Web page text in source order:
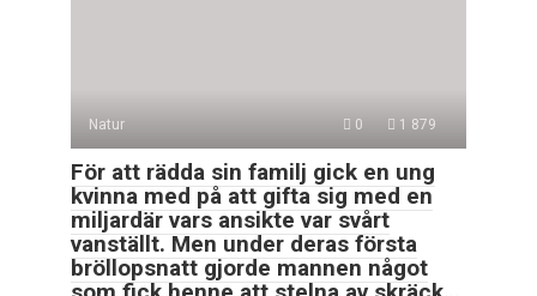
Natur 0 1 879
För att rädda sin familj gick en ung
kvinna med på att gifta sig med en
miljardär vars ansikte var svårt
vanställt. Men under deras första
bröllopsnatt gjorde mannen något